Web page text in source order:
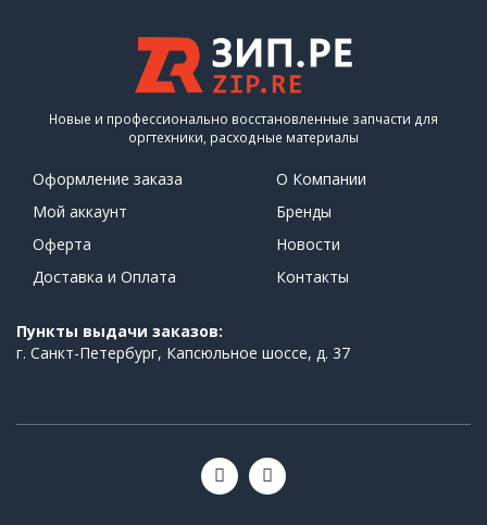
Новые и профессионально восстановленные запчасти для
оргтехники, расходные материалы
Оформление заказа
Мой аккаунт
Оферта
Доставка и Оплата
О Компании
Бренды
Новости
Контакты
Пункты выдачи заказов:
г. Санкт-Петербург, Капсюльное шоссе, д. 37